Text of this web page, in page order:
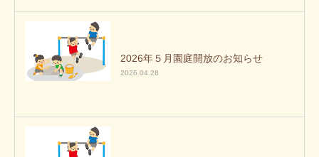
2026年５月園庭開放のお知らせ
2026.04.28